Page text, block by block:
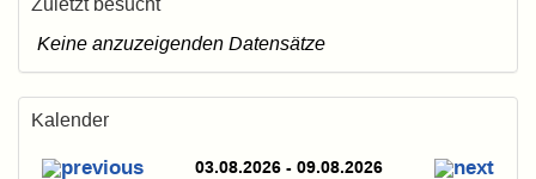
Zuletzt besucht
Keine anzuzeigenden Datensätze
Kalender
03.08.2026 - 09.08.2026